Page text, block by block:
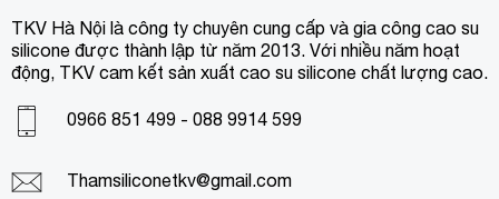
TKV Hà Nội là công ty chuyên cung cấp và gia công cao su
silicone được thành lập từ năm 2013. Với nhiều năm hoạt
động, TKV cam kết sản xuất cao su silicone chất lượng cao.
0966 851 499 - 088 9914 599
Thamsiliconetkv@gmail.com